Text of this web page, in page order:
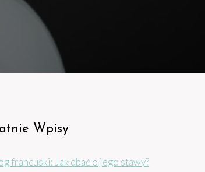
Wpisy
francuski: Jak dbać o jego stawy?